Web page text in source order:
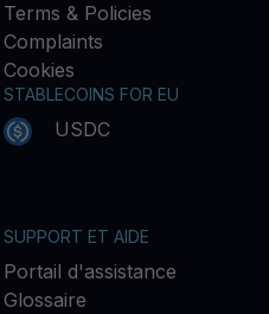
Terms & Policies
Complaints
Cookies
STABLECOINS FOR EU
USDC
SUPPORT ET AIDE
Portail d'assistance
Glossaire